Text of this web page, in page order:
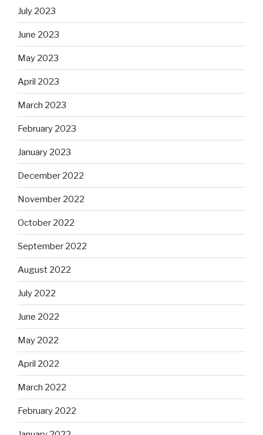
July 2023
June 2023
May 2023
April 2023
March 2023
February 2023
January 2023
December 2022
November 2022
October 2022
September 2022
August 2022
July 2022
June 2022
May 2022
April 2022
March 2022
February 2022